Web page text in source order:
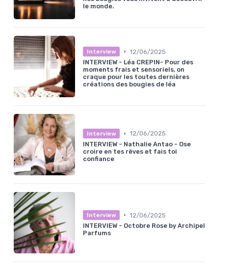
le monde.
Interview • 12/06/2025
INTERVIEW - Léa CREPIN- Pour des
moments frais et sensoriels, on
craque pour les toutes dernières
créations des bougies de léa
Interview • 12/06/2025
INTERVIEW - Nathalie Antao - Ose
croire en tes rêves et fais toi
confiance
Interview • 12/06/2025
INTERVIEW - Octobre Rose by Archipel
Parfums